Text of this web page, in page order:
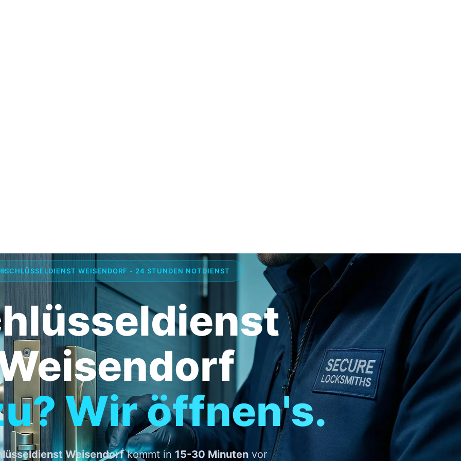
SCHLÜSSELDIENST WEISENDORF - 24 STUNDEN NOTDIENST
Wir öffnen's.
Weisendorfkommt in 15-30 Minuten vor